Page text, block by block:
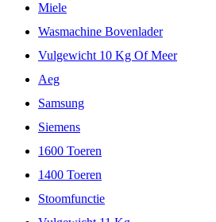
Miele
Wasmachine Bovenlader
Vulgewicht 10 Kg Of Meer
Aeg
Samsung
Siemens
1600 Toeren
1400 Toeren
Stoomfunctie